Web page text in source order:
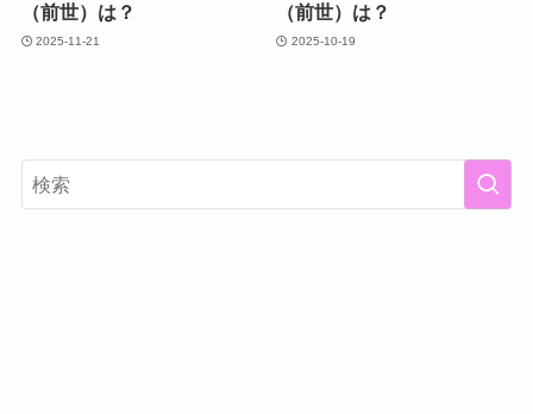
（前世）は？
2025-11-21
（前世）は？
2025-10-19